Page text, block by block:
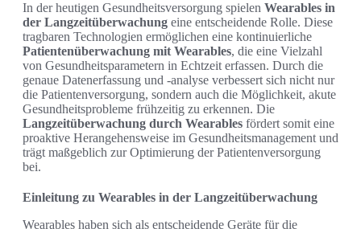
In der heutigen Gesundheitsversorgung spielen Wearables in
der Langzeitüberwachung eine entscheidende Rolle. Diese
tragbaren Technologien ermöglichen eine kontinuierliche
Patientenüberwachung mit Wearables, die eine Vielzahl
von Gesundheitsparametern in Echtzeit erfassen. Durch die
genaue Datenerfassung und -analyse verbessert sich nicht nur
die Patientenversorgung, sondern auch die Möglichkeit, akute
Gesundheitsprobleme frühzeitig zu erkennen. Die
Langzeitüberwachung durch Wearables fördert somit eine
proaktive Herangehensweise im Gesundheitsmanagement und
trägt maßgeblich zur Optimierung der Patientenversorgung
bei.
Einleitung zu Wearables in der Langzeitüberwachung
Wearables haben sich als entscheidende Geräte für die